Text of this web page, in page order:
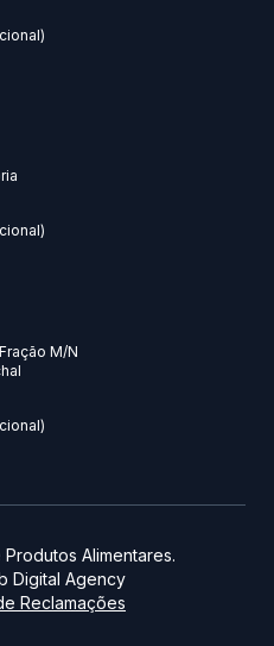
M/N
Alimentares.
Digital Agency
Reclamações